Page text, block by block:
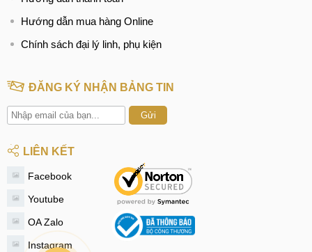
Hướng dẫn mua hàng Online
Chính sách đại lý linh, phụ kiện
ĐĂNG KÝ NHẬN BẢNG TIN
Gửi
LIÊN KẾT
Facebook
Youtube
OA Zalo
Instagram